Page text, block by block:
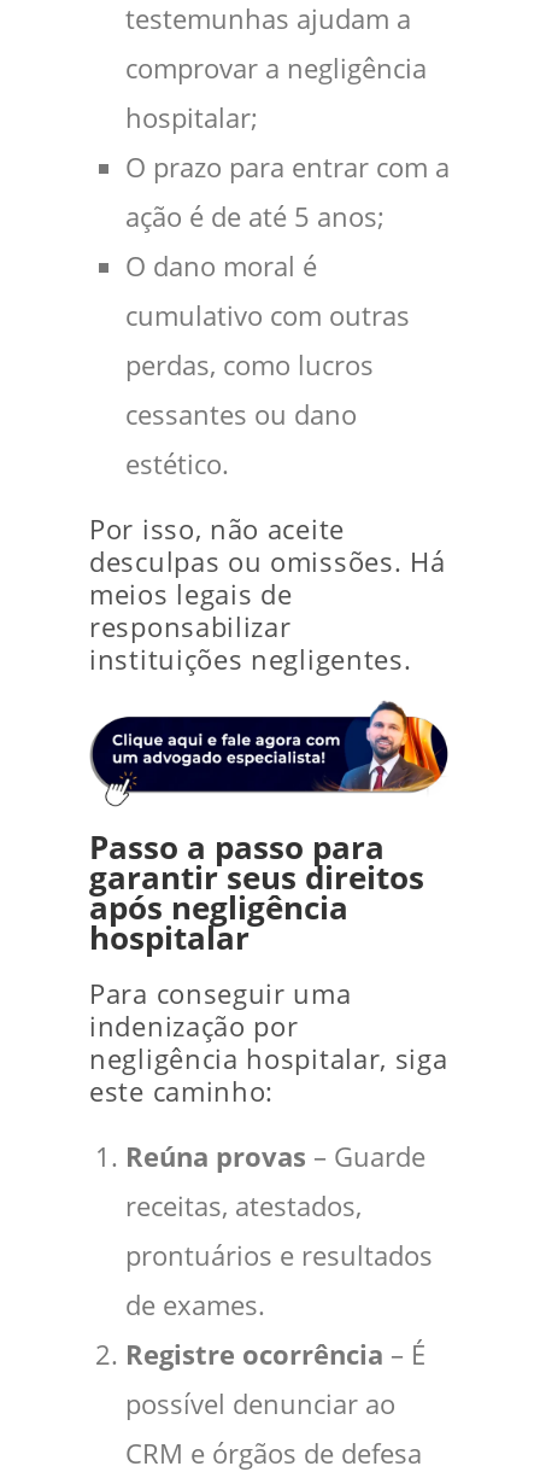
testemunhas ajudam a
comprovar a negligência
hospitalar;
O prazo para entrar com a
ação é de até 5 anos;
O dano moral é
cumulativo com outras
perdas, como lucros
cessantes ou dano
estético.
Por isso, não aceite
desculpas ou omissões. Há
meios legais de
responsabilizar
instituições negligentes.
Passo a passo para
garantir seus direitos
após negligência
hospitalar
Para conseguir uma
indenização por
negligência hospitalar, siga
este caminho:
Reúna provas – Guarde
receitas, atestados,
prontuários e resultados
de exames.
Registre ocorrência – É
possível denunciar ao
CRM e órgãos de defesa